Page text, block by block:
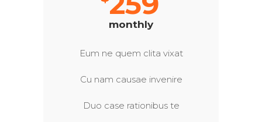
monthly
Eum ne quem clita vixat
Cu nam causae invenire
Duo case rationibus te